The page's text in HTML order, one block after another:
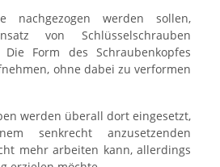
nachgezogen werden sollen,
von Schlüsselschrauben
Form des Schraubenkopfes
ohne dabei zu verformen
werden überall dort eingesetzt,
senkrecht anzusetzenden
mehr arbeiten kann, allerdings